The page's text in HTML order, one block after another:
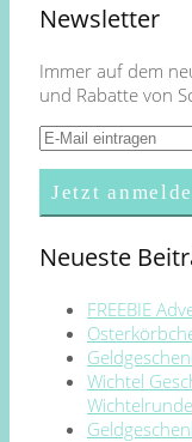
Newsletter
Immer auf dem
und Rabatte von
Neueste
FREEBIE
Wichtel
Wichtelrunde